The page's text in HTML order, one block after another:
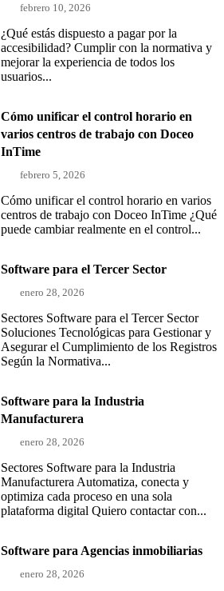
febrero 10, 2026
¿Qué estás dispuesto a pagar por la
accesibilidad? Cumplir con la normativa y
mejorar la experiencia de todos los
usuarios...
Cómo unificar el control horario en
varios centros de trabajo con Doceo
InTime
febrero 5, 2026
Cómo unificar el control horario en varios
centros de trabajo con Doceo InTime ¿Qué
puede cambiar realmente en el control...
Software para el Tercer Sector
enero 28, 2026
Sectores Software para el Tercer Sector
Soluciones Tecnológicas para Gestionar y
Asegurar el Cumplimiento de los Registros
Según la Normativa...
Software para la Industria
Manufacturera
enero 28, 2026
Sectores Software para la Industria
Manufacturera Automatiza, conecta y
optimiza cada proceso en una sola
plataforma digital Quiero contactar con...
Software para Agencias inmobiliarias
enero 28, 2026